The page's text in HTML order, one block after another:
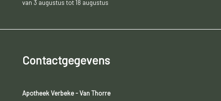
van 3 augustus tot 18 augustus
Contactgegevens
Apotheek Verbeke - Van Thorre